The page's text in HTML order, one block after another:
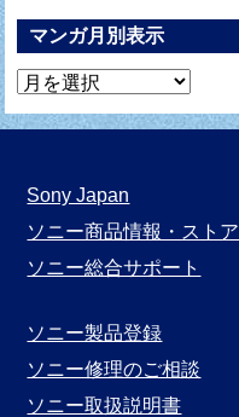
マンガ月別表示
マ
ン
月
別
表
Sony Japan
ソニー商品情報・ストア
ソニー総合サポート
ソニー製品登録
ソニー修理のご相談
ソニー取扱説明書